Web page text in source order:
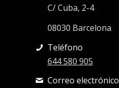
C/ Cuba, 2-4
08030 Barcelona
Teléfono
644 580 905
Correo electrónico